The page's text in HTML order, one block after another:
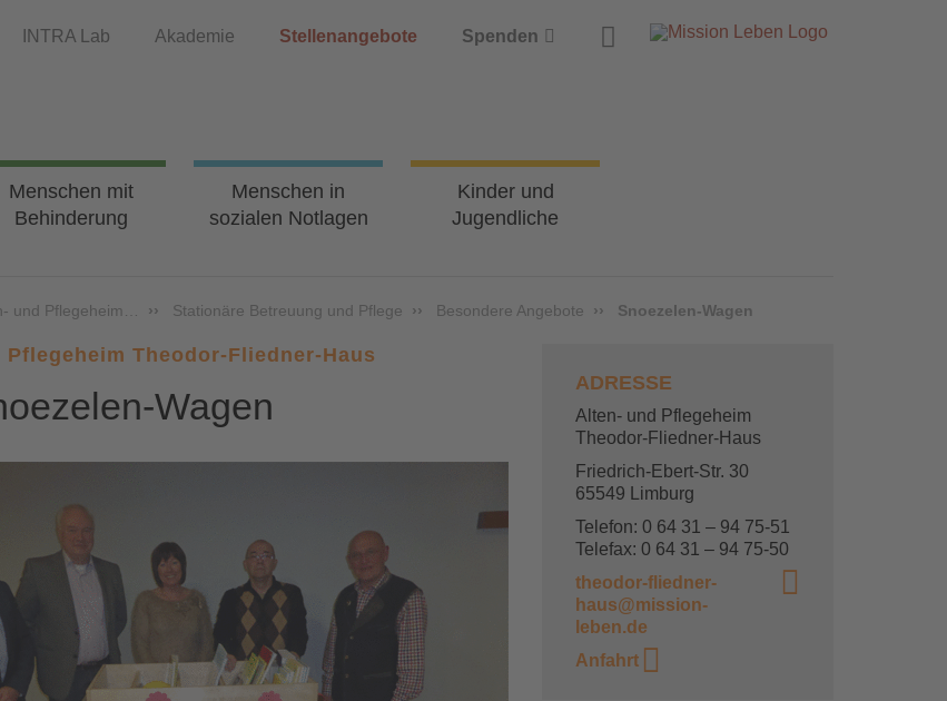
INTRA Lab Akademie Stellenangebote Spenden Suche
Menschen mit
Behinderung
Menschen in
sozialen Notlagen
Kinder und
Jugendliche
und Pflegeheim… Stationäre Betreuung und Pflege Besondere Angebote Snoezelen-Wagen
Theodor-Fliedner-Haus
Wagen
ADRESSE
Alten- und Pflegeheim
Theodor-Fliedner-Haus
Friedrich-Ebert-Str. 30
65549 Limburg
Telefon: 0 64 31 – 94 75-51
Telefax: 0 64 31 – 94 75-50
theodor-fliedner-
haus@mission-
leben.de
Anfahrt